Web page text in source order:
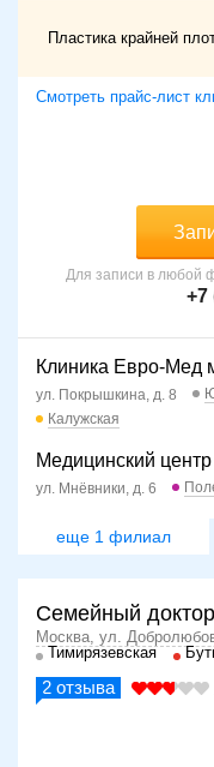
Пластика крайней
Смотреть прайс-лист
Для записи в любой
+7
Клиника Евро-Мед
ул. Покрышкина, д. 8
Калужская
Медицинский
ул. Мнёвники, д. 6
еще 1 филиал
Семейный
Москва, ул.
Тимирязевская
2 отзыва